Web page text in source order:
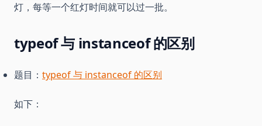
灯，每等一个红灯时间就可以过一批。
typeof 与 instanceof 的区别
题目： typeof 与 instanceof 的区别
如下：